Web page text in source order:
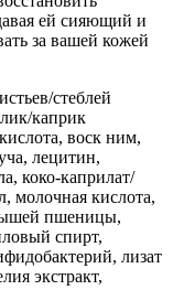
ей сияющий и
за вашей кожей
стеблей
каприк
воск ним,
лецитин,
коко-каприлат/
молочная кислота,
пшеницы,
спирт,
лизат
экстракт,